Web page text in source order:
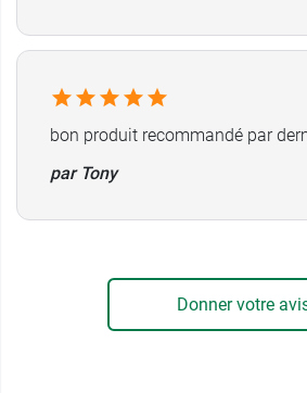
bon produit recommandé par
par Tony
Donner votre